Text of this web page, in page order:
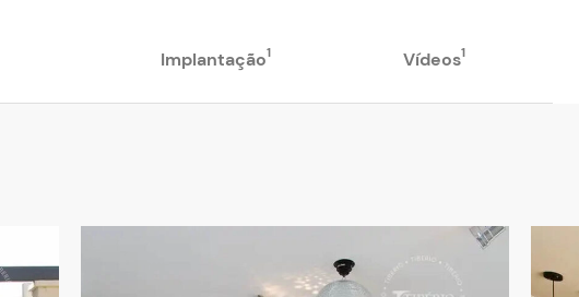
Implantação1 Vídeos1